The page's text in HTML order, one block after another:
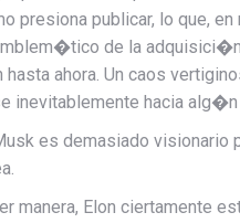
presiona publicar, lo que, en
de la
ahora. Un caos
inevitablemente hacia alg�n
es demasiado visionario
manera, Elon ciertamente